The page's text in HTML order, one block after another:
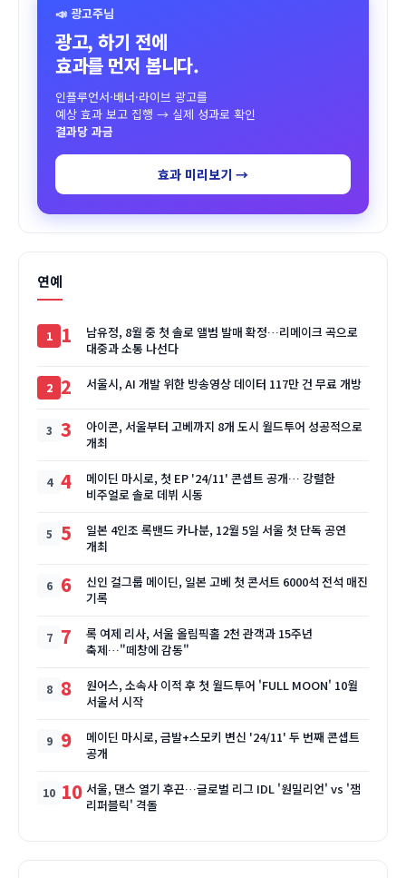
📣 광고주님
광고, 하기 전에
효과를 먼저 봅니다.
인플루언서·배너·라이브 광고를
예상 효과 보고 집행 → 실제 성과로 확인
결과당 과금
효과 미리보기 →
연예
1
남유정, 8월 중 첫 솔로 앨범 발매 확정…리메이크 곡으로
대중과 소통 나선다
2 서울시, AI 개발 위한 방송영상 데이터 117만 건 무료 개방
3
아이콘, 서울부터 고베까지 8개 도시 월드투어 성공적으로
개최
4
메이딘 마시로, 첫 EP '24/11' 콘셉트 공개… 강렬한
비주얼로 솔로 데뷔 시동
5
일본 4인조 록밴드 카나분, 12월 5일 서울 첫 단독 공연
개최
6
신인 걸그룹 메이딘, 일본 고베 첫 콘서트 6000석 전석 매진
기록
7
록 여제 리사, 서울 올림픽홀 2천 관객과 15주년
축제…"떼창에 감동"
8
원어스, 소속사 이적 후 첫 월드투어 'FULL MOON' 10월
서울서 시작
9
메이딘 마시로, 금발+스모키 변신 '24/11' 두 번째 콘셉트
공개
10 서울, 댄스 열기 후끈…글로벌 리그 IDL '원밀리언' vs '잼
리퍼블릭' 격돌